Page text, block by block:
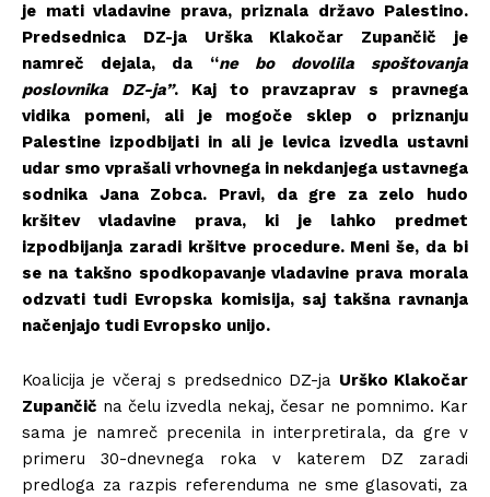
je mati vladavine prava, priznala državo Palestino.
Predsednica DZ-ja Urška Klakočar Zupančič je
namreč dejala, da “ne bo dovolila spoštovanja
poslovnika DZ-ja”. Kaj to pravzaprav s pravnega
vidika pomeni, ali je mogoče sklep o priznanju
Palestine izpodbijati in ali je levica izvedla ustavni
udar smo vprašali vrhovnega in nekdanjega ustavnega
sodnika Jana Zobca. Pravi, da gre za zelo hudo
kršitev vladavine prava, ki je lahko predmet
izpodbijanja zaradi kršitve procedure. Meni še, da bi
se na takšno spodkopavanje vladavine prava morala
odzvati tudi Evropska komisija, saj takšna ravnanja
načenjajo tudi Evropsko unijo.
Koalicija je včeraj s predsednico DZ-ja Urško Klakočar
Zupančič na čelu izvedla nekaj, česar ne pomnimo. Kar
sama je namreč precenila in interpretirala, da gre v
primeru 30-dnevnega roka v katerem DZ zaradi
predloga za razpis referenduma ne sme glasovati, za